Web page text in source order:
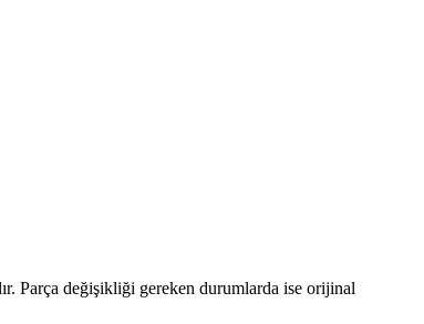
Parça değişikliği gereken durumlarda ise orijinal